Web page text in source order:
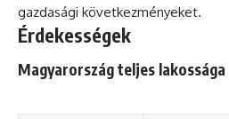
gazdasági következményeket.
Érdekességek
Magyarország teljes lakossága